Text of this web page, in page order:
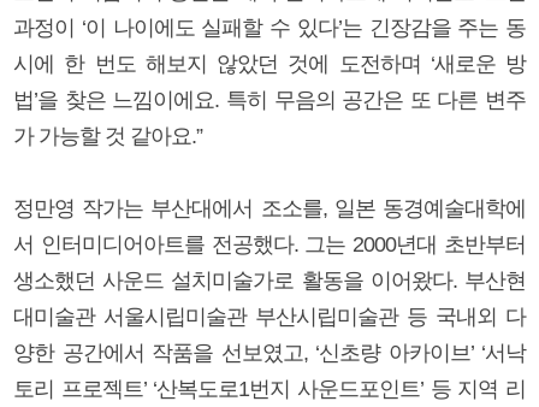
과정이 ‘이 나이에도 실패할 수 있다’는 긴장감을 주는 동
시에 한 번도 해보지 않았던 것에 도전하며 ‘새로운 방
법’을 찾은 느낌이에요. 특히 무음의 공간은 또 다른 변주
가 가능할 것 같아요.”
정만영 작가는 부산대에서 조소를, 일본 동경예술대학에
서 인터미디어아트를 전공했다. 그는 2000년대 초반부터
생소했던 사운드 설치미술가로 활동을 이어왔다. 부산현
대미술관 서울시립미술관 부산시립미술관 등 국내외 다
양한 공간에서 작품을 선보였고, ‘신초량 아카이브’ ‘서낙
토리 프로젝트’ ‘산복도로1번지 사운드포인트’ 등 지역 리